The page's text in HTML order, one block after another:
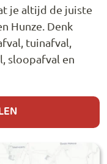
je altijd de juiste
Hunze. Denk
tuinafval,
sloopafval en